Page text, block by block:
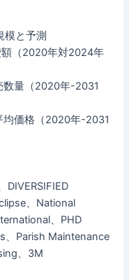
模と予測
額（2020年対2024年
数量（2020年-2031
均価格（2020年-2031
DIVERSIFIED
、National
、PHD
、Parish Maintenance
、3M